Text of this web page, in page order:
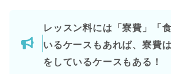
レッスン料には「寮費」「
いるケースもあれば、寮費
をしているケースもある！